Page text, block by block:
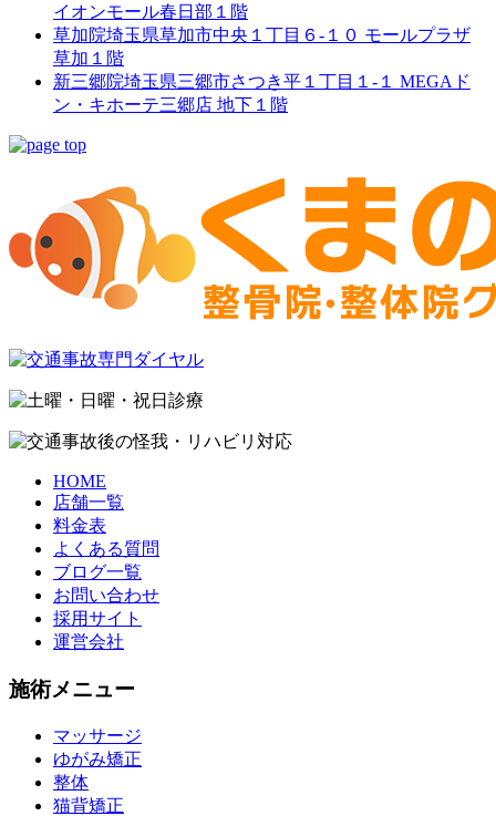
イオンモール春日部１階
草加院埼玉県草加市中央１丁目６-１０ モールプラザ
草加１階
新三郷院埼玉県三郷市さつき平１丁目１-１ MEGAド
ン・キホーテ三郷店 地下１階
HOME
店舗一覧
料金表
よくある質問
ブログ一覧
お問い合わせ
採用サイト
運営会社
施術メニュー
マッサージ
ゆがみ矯正
整体
猫背矯正